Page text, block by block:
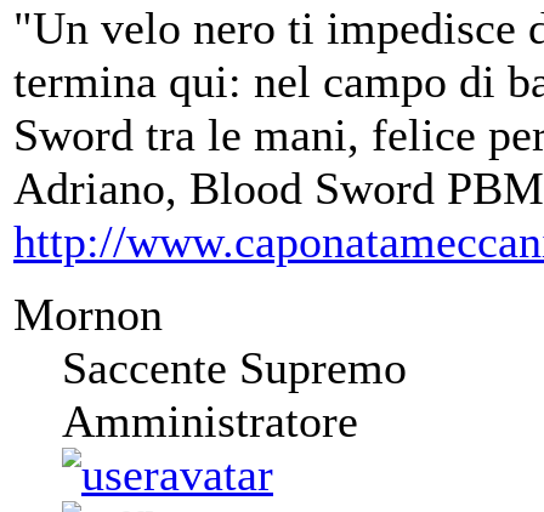
"Un velo nero ti impedisce
termina qui: nel campo di
Sword tra le mani, felice
Adriano, Blood Sword PBM
http://
Mornon
Saccente Supremo
Amministratore